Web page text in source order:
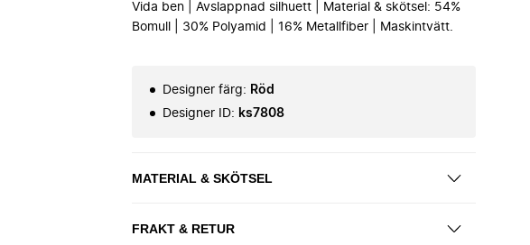
Vida ben | Avslappnad silhuett | Material & skötsel: 54%
Bomull | 30% Polyamid | 16% Metallfiber | Maskintvätt.
Designer färg: Röd
Designer ID: ks7808
MATERIAL & SKÖTSEL
FRAKT & RETUR